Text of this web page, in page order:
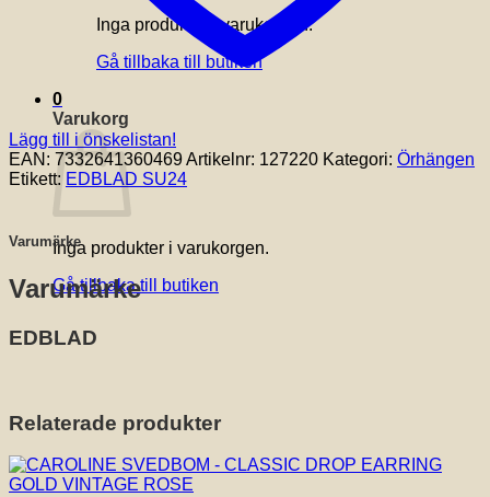
Inga produkter i varukorgen.
Gå tillbaka till butiken
0
Varukorg
Inga produkter i varukorgen.
Gå tillbaka till butiken
Lägg till i önskelistan!
EAN: 7332641360469Artikelnr: 127220 Kategori: Örhängen
Etikett: EDBLAD SU24
Varumärke
Varumärke
EDBLAD
Relaterade produkter